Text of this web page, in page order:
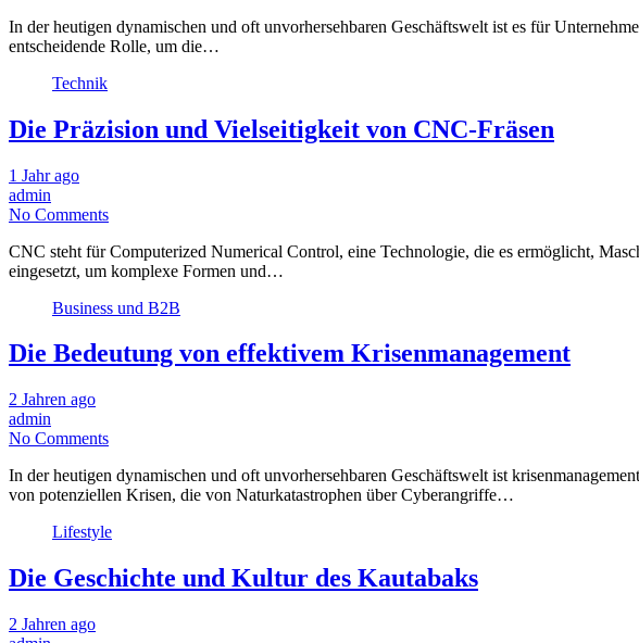
In der heutigen dynamischen und oft unvorhersehbaren Geschäftswelt ist es für
entscheidende Rolle, um die…
Technik
Die Präzision und Vielseitigkeit von CNC-Fräsen
1 Jahr ago
admin
No Comments
CNC steht für Computerized Numerical Control, eine Technologie, die es ermöglicht,
eingesetzt, um komplexe Formen und…
Business und B2B
Die Bedeutung von effektivem Krisenmanagement
2 Jahren ago
admin
No Comments
In der heutigen dynamischen und oft unvorhersehbaren Geschäftswelt ist
von potenziellen Krisen, die von Naturkatastrophen über Cyberangriffe…
Lifestyle
Die Geschichte und Kultur des Kautabaks
2 Jahren ago